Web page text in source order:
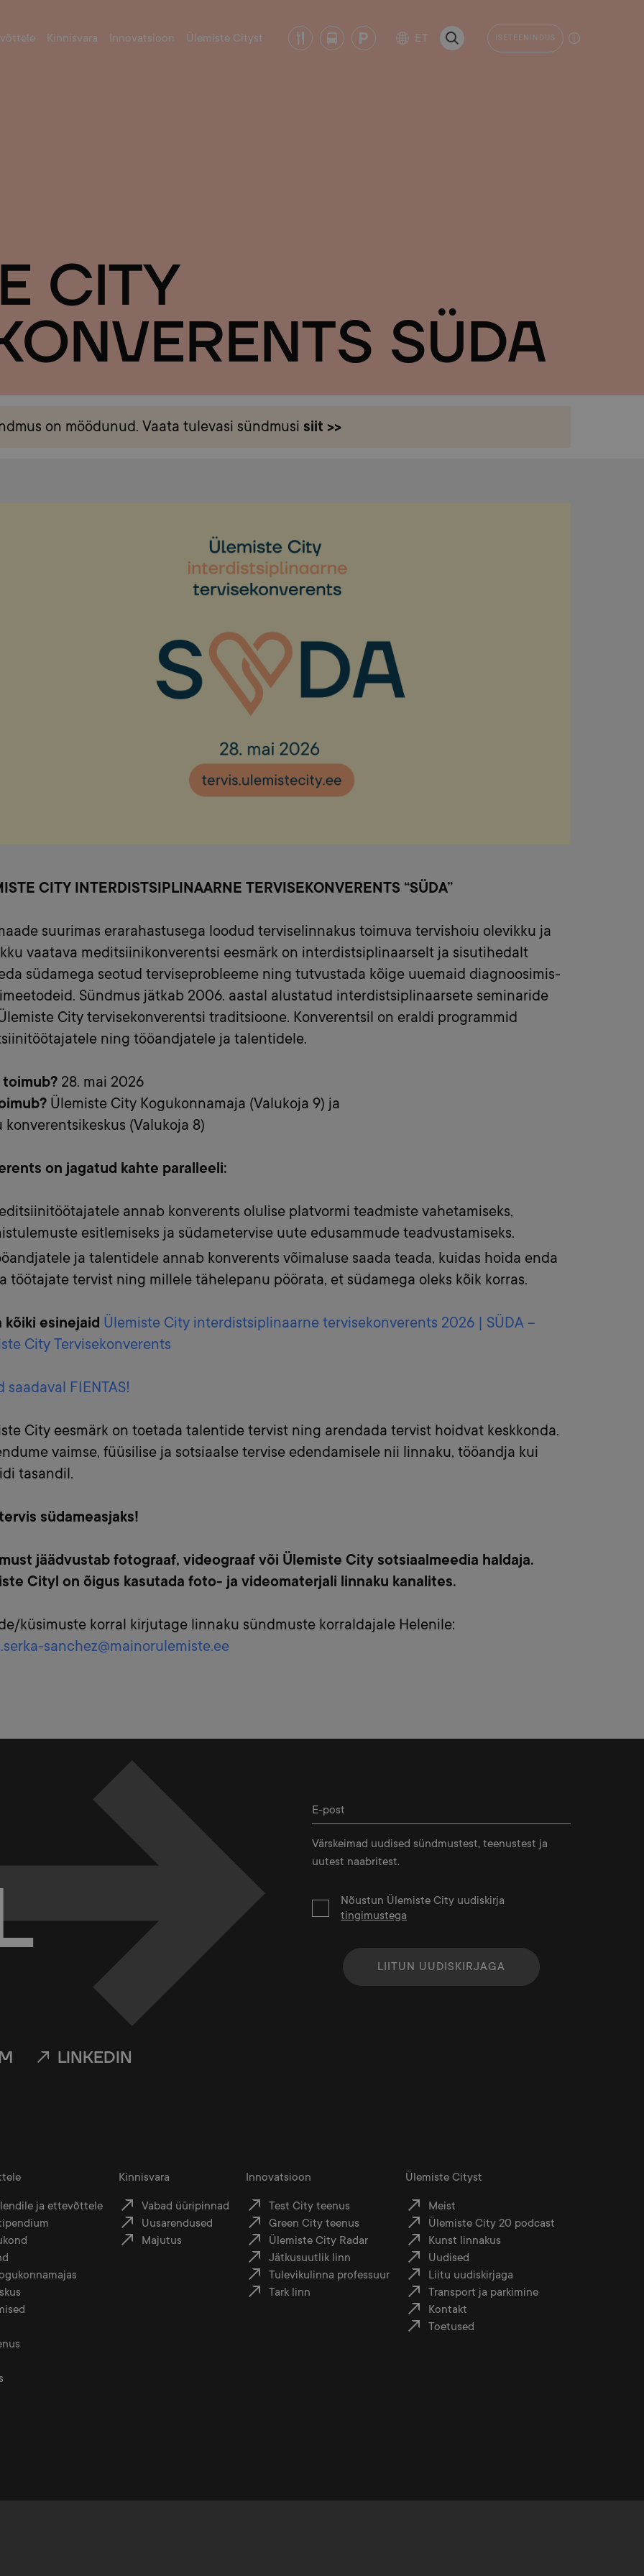
Kinnisvara Innovatsioon Ülemiste Cityst ET OTSI LEHELTISETEENINDUS
CITY
SÜDA
on möödunud. Vaata tulevasi sündmusi siit >>
Office 365
CITY INTERDISTSIPLINAARNE TERVISEKONVERENTS “SÜDA”
suurimas erarahastusega loodud terviselinnakus toimuva tervishoiu olevikku ja
vaatava meditsiinikonverentsi eesmärk on interdistsiplinaarselt ja sisutihedalt
südamega seotud terviseprobleeme ning tutvustada kõige uuemaid diagnoosimis-
Sündmus jätkab 2006. aastal alustatud interdistsiplinaarsete seminaride
City tervisekonverentsi traditsioone. Konverentsil on eraldi programmid
ning tööandjatele ja talentidele.
28. mai 2026
Ülemiste City Kogukonnamaja (Valukoja 9) ja
konverentsikeskus (Valukoja 8)
on jagatud kahte paralleeli:
annab konverents olulise platvormi teadmiste vahetamiseks,
esitlemiseks ja südametervise uute edusammude teadvustamiseks.
ja talentidele annab konverents võimaluse saada teada, kuidas hoida enda
töötajate tervist ning millele tähelepanu pöörata, et südamega oleks kõik korras.
kõiki esinejaid Ülemiste City interdistsiplinaarne tervisekonverents 2026 | SÜDA –
City Tervisekonverents
saadaval FIENTAS!
City eesmärk on toetada talentide tervist ning arendada tervist hoidvat keskkonda.
vaimse, füüsilise ja sotsiaalse tervise edendamisele nii linnaku, tööandja kui
tasandil.
südameasjaks!
jäädvustab fotograaf, videograaf või Ülemiste City sotsiaalmeedia haldaja.
Cityl on õigus kasutada foto- ja videomaterjali linnaku kanalites.
küsimuste korral kirjutage linnaku sündmuste korraldajale Helenile:
sanchez@mainorulemiste.ee
Värskeimad uudised sündmustest, teenustest ja
uutest naabritest.
Nõustun Ülemiste City uudiskirja
tingimustega
LIITUN UUDISKIRJAGA
LINKEDIN
ja ettevõttele
Kinnisvara
Vabad üüripinnad
Uusarendused
Majutus
Innovatsioon
Test City teenus
Green City teenus
Ülemiste City Radar
Jätkusuutlik linn
Tulevikulinna professuur
Tark linn
Ülemiste Cityst
Meist
Ülemiste City 20 podcast
Kunst linnakus
Uudised
Liitu uudiskirjaga
Transport ja parkimine
Kontakt
Toetused